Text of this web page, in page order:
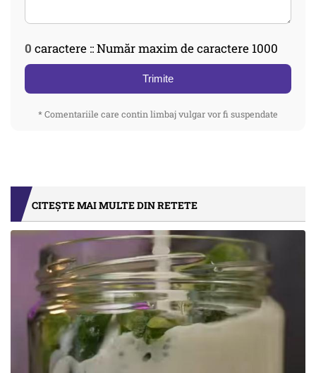
0 caractere :: Număr maxim de caractere 1000
Trimite
* Comentariile care contin limbaj vulgar vor fi suspendate
CITEȘTE MAI MULTE DIN RETETE